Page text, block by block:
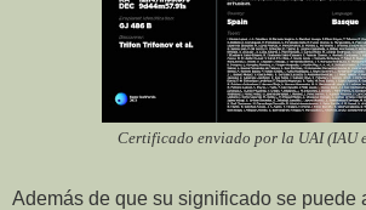
Certificado enviado por la UAI (IAU
Además de que su significado se puede